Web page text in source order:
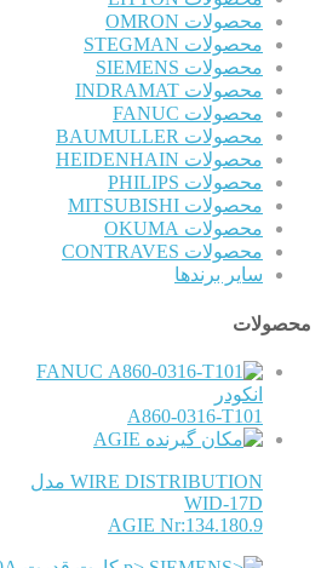
محصولات OMRON
محصولات STEGMAN
محصولات SIEMENS
محصولات INDRAMAT
محصولات FANUC
محصولات BAUMULLER
محصولات HEIDENHAIN
محصولات PHILIPS
محصولات MITSUBISHI
محصولات OKUMA
محصولات CONTRAVES
سایر برندها
محصولات
FANUC
انکودر
A860-0316-T101
AGIE
WIRE DISTRIBUTION مدل
WID-17D
AGIE Nr:134.180.9